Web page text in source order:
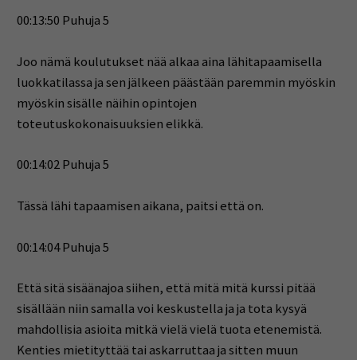
00:13:50 Puhuja 5
Joo nämä koulutukset nää alkaa aina lähitapaamisella
luokkatilassa ja sen jälkeen päästään paremmin myöskin
myöskin sisälle näihin opintojen
toteutuskokonaisuuksien elikkä.
00:14:02 Puhuja 5
Tässä lähi tapaamisen aikana, paitsi että on.
00:14:04 Puhuja 5
Että sitä sisäänajoa siihen, että mitä mitä kurssi pitää
sisällään niin samalla voi keskustella ja ja tota kysyä
mahdollisia asioita mitkä vielä vielä tuota etenemistä.
Kenties mietityttää tai askarruttaa ja sitten muun